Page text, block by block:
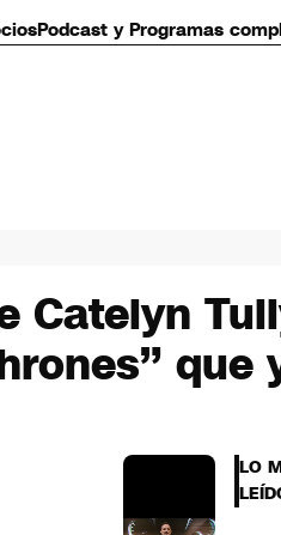
Podcast y Programas
Catelyn
LO